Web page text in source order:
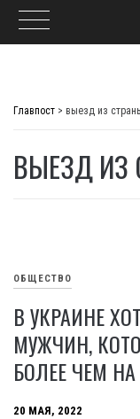
Главпост > выезд из
ВЫЕЗД ИЗ
ОБЩЕСТВО
В УКРАИНЕ
МУЖЧИН,
БОЛЕЕ ЧЕМ
20 МАЯ, 2022